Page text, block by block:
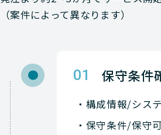
（案件によって異なります）
01 保守条件
構成情報/シス
保守条件/保守